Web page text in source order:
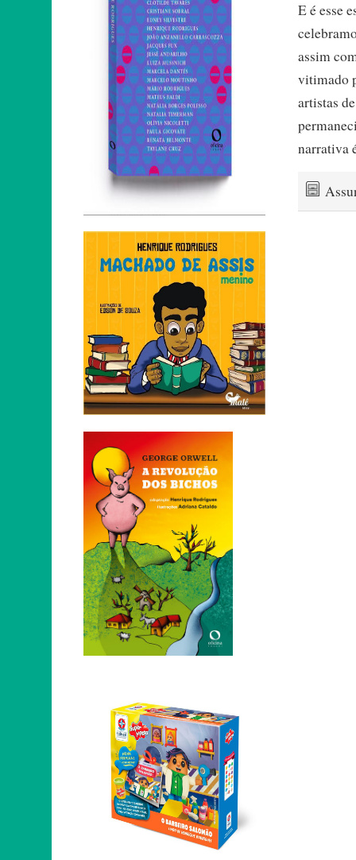
E é esse
assim
vitimado
artistas
narrativa